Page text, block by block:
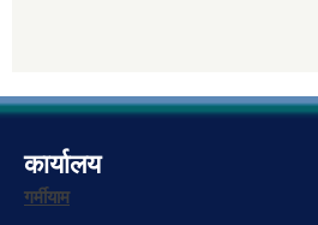
कार्यालय
गर्मीयाम